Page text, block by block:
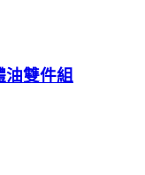
油雙件組